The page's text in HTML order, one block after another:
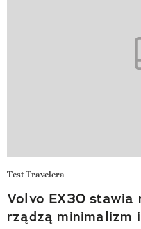
Test Travelera
Volvo EX30 stawia
rządzą minimalizm